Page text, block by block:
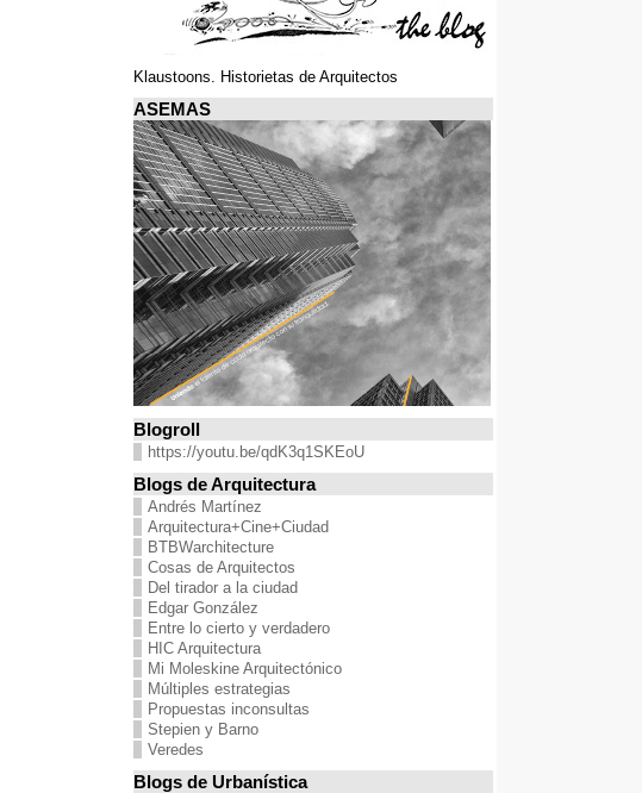
Klaustoons. Historietas de Arquitectos
ASEMAS
Blogroll
https://youtu.be/qdK3q1SKEoU
Blogs de Arquitectura
Andrés Martínez
Arquitectura+Cine+Ciudad
BTBWarchitecture
Cosas de Arquitectos
Del tirador a la ciudad
Edgar González
Entre lo cierto y verdadero
HIC Arquitectura
Mi Moleskine Arquitectónico
Múltiples estrategias
Propuestas inconsultas
Stepien y Barno
Veredes
Blogs de Urbanística